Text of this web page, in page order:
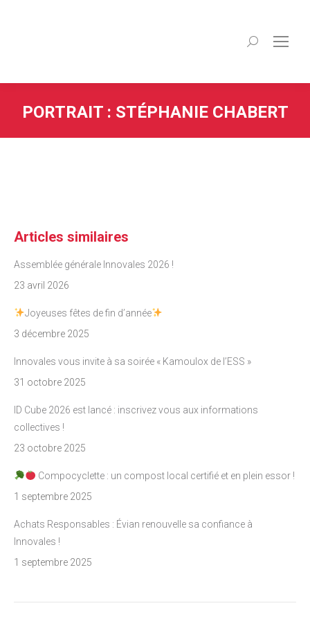
Recherche
PORTRAIT : STÉPHANIE CHABERT
Articles similaires
Assemblée générale Innovales 2026 !
23 avril 2026
Joyeuses fêtes de fin d’année
3 décembre 2025
Innovales vous invite à sa soirée « Kamoulox de l’ESS »
31 octobre 2025
ID Cube 2026 est lancé : inscrivez vous aux informations
collectives !
23 octobre 2025
Compocyclette : un compost local certifié et en plein essor !
1 septembre 2025
Achats Responsables : Évian renouvelle sa confiance à
Innovales !
1 septembre 2025